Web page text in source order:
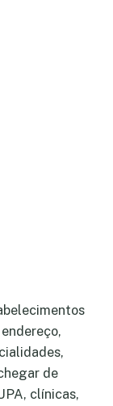
de
clínicas,